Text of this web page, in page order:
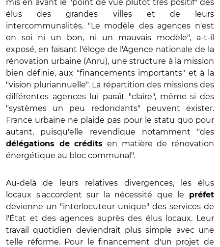
mis en avant le "point de vue plutôt très positif" des
élus des grandes villes et de leurs
intercommunalités. "Le modèle des agences n'est
en soi ni un bon, ni un mauvais modèle", a-t-il
exposé, en faisant l'éloge de l'Agence nationale de la
rénovation urbaine (Anru), une structure à la mission
bien définie, aux "financements importants" et à la
"vision pluriannuelle". La répartition des missions des
différentes agences lui paraît "claire", même si des
"systèmes un peu redondants" peuvent exister.
France urbaine ne plaide pas pour le statu quo pour
autant, puisqu'elle revendique notamment "des
délégations de crédits
en matière de rénovation
énergétique au bloc communal".
Au-delà de leurs relatives divergences, les élus
locaux s'accordent sur la nécessité que le
préfet
devienne un "interlocuteur unique" des services de
l'État et des agences auprès des élus locaux. Leur
travail quotidien deviendrait plus simple avec une
telle réforme. Pour le financement d'un projet de